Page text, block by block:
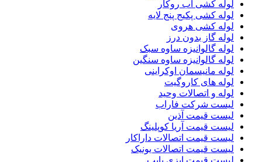
لوله کشی آب روکار
لوله کشی پکیج پنج لایه
لوله کشی هروی
لوله گاز بدون درز
لوله گالوانیزه ساوه سبک
لوله گالوانیزه ساوه سنگین
لوله مانیسمان اوکراینی
لوله های کاروگیت
لوله و اتصالات وحید
لیست شرکت فاراب
لیست قیمت آذین
لیست قیمت آریا کوپلینگ
لیست قیمت اتصالات داراکار
لیست قیمت اتصالات یونیک
لیست قیمت ایزی پایپ